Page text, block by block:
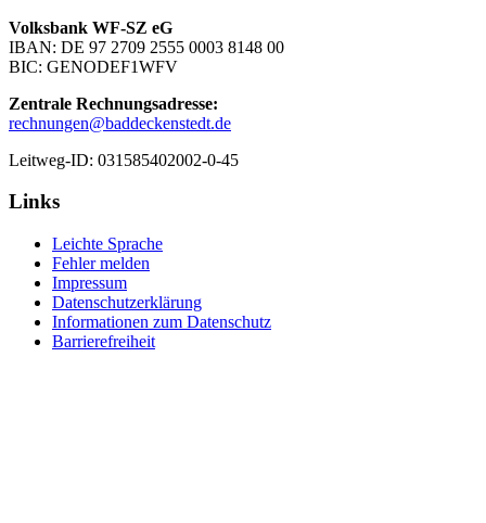
Volksbank WF-SZ eG
IBAN: DE 97 2709 2555 0003 8148 00
BIC: GENODEF1WFV
Zentrale Rechnungsadresse:
rechnungen@baddeckenstedt.de
Leitweg-ID: 031585402002-0-45
Links
Leichte Sprache
Fehler melden
Impressum
Datenschutzerklärung
Informationen zum Datenschutz
Barrierefreiheit